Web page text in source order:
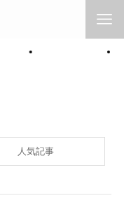
企業情報 ソリューション
人気記事